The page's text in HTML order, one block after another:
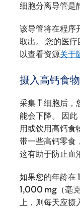
细胞分离导管是
该导管将在程序
取出。 您的医
以查看资源关于
摄入高钙食物
采集 T 细胞后，
能会下降。 因
用或饮用高钙食
带一些高钙零食
这有助于防止血
如果您的年龄在
1,000 mg（毫
上，则每天应摄